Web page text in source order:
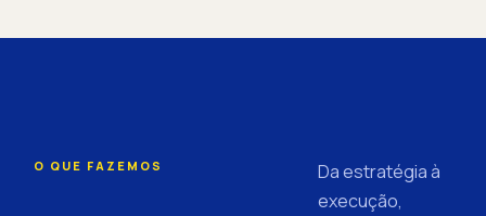
O QUE FAZEMOS
Da estratégia à
execução,